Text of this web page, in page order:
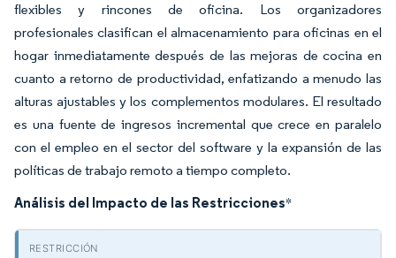
flexibles y rincones de oficina. Los organizadores
profesionales clasifican el almacenamiento para oficinas en el
hogar inmediatamente después de las mejoras de cocina en
cuanto a retorno de productividad, enfatizando a menudo las
alturas ajustables y los complementos modulares. El resultado
es una fuente de ingresos incremental que crece en paralelo
con el empleo en el sector del software y la expansión de las
políticas de trabajo remoto a tiempo completo.
Análisis del Impacto de las Restricciones*